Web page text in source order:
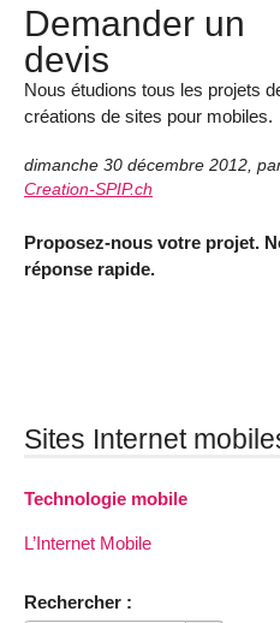
Demander un
devis
Nous étudions tous les projets
créations de sites pour mobiles.
dimanche 30 décembre 2012,
Creation-SPIP.ch
Proposez-nous votre projet.
réponse rapide.
Sites Internet
Technologie mobile
L’Internet Mobile
Rechercher :